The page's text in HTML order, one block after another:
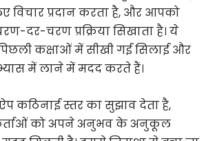
विचार प्रदान करता है, और आपको
दर-चरण प्रक्रिया सिखाता है। ये
कक्षाओं में सीखी गई सिलाई और
में लाने में मदद करते हैं।
कठिनाई स्तर का सुझाव देता है,
को अपने अनुभव के अनुकूल